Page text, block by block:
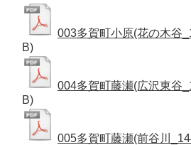
003多賀町小原(花の木谷
B)
004多賀町藤瀬(広沢東谷
B)
005多賀町藤瀬(前谷川